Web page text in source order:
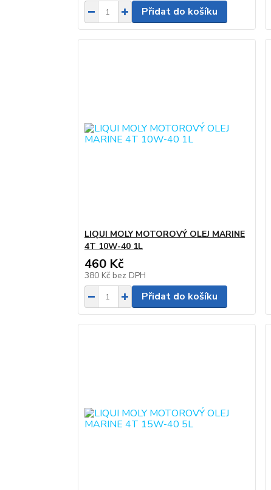
Přidat do košíku
LIQUI MOLY MOTOROVÝ OLEJ MARINE
4T 10W-40 1L
460 Kč
380 Kč bez DPH
Přidat do košíku